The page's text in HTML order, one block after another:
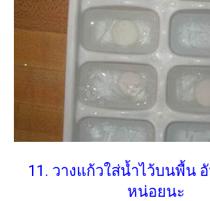
11. วางแก้วใส่น้ำไว้บนพื้น
หน่อยนะ